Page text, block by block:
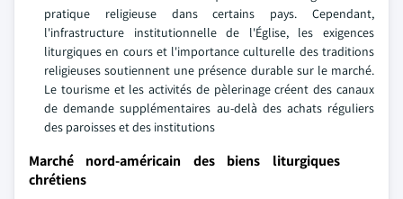
pratique religieuse dans certains pays. Cependant,
l'infrastructure institutionnelle de l'Église, les exigences
liturgiques en cours et l'importance culturelle des traditions
religieuses soutiennent une présence durable sur le marché.
Le tourisme et les activités de pèlerinage créent des canaux
de demande supplémentaires au-delà des achats réguliers
des paroisses et des institutions
Marché nord-américain des biens liturgiques
chrétiens